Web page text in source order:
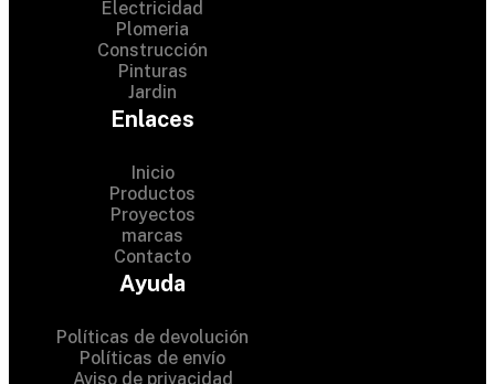
Electricidad
Plomeria
Construcción
Pinturas
Jardin
Enlaces
Inicio
Productos
Proyectos
marcas
Contacto
Ayuda
Políticas de devolución
Políticas de envío
Aviso de privacidad